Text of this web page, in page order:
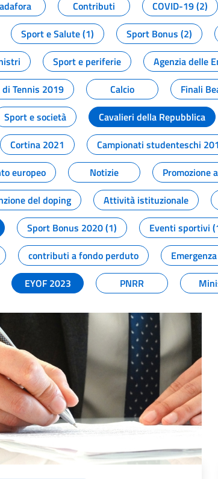
Contributi COVID-19 (2)
Sport e Salute (1) Sport Bonus (2)
Sport e periferie Agenzia delle
Tennis 2019 Calcio Finali
Sport e società Cavalieri della Repubblica
Cortina 2021 Campionati studenteschi
europeo Notizie Promozione
del doping Attività istituzionale
Sport Bonus 2020 (1) Eventi sportivi
contributi a fondo perduto
EYOF 2023 PNRR